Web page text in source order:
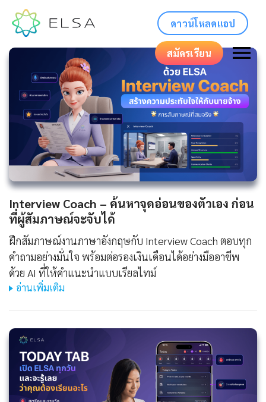
ดาวน์โหลดแอป
สมัครเรียน
Interview Coach – ค้นหาจุดอ่อนของตัวเอง ก่อน
ที่ผู้สัมภาษณ์จะจับได้
ฝึกสัมภาษณ์งานภาษาอังกฤษกับ Interview Coach ตอบทุก
คำถามอย่างมั่นใจ พร้อมต่อรองเงินเดือนได้อย่างมืออาชีพ
ด้วย AI ที่ให้คำแนะนำแบบเรียลไทม์
อ่านเพิ่มเติม